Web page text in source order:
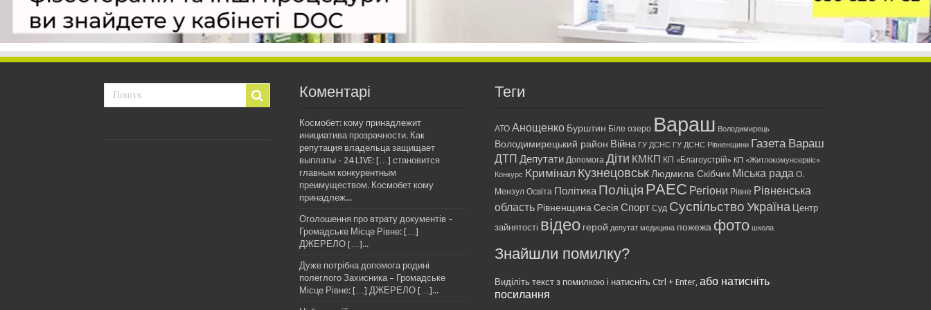
Коментарі
Космобет: кому принадлежит
инициатива прозрачности. Как
репутация владельца защищает
выплаты - 24 LIVE: […] становится
главным конкурентным
преимуществом. Космобет кому
принадлеж...
Оголошення про втрату документів –
Громадське Місце Рівне: […]
ДЖЕРЕЛО […]...
Дуже потрібна допомога родині
полеглого Захисника – Громадське
Місце Рівне: […] ДЖЕРЕЛО […]...
Теги
АТО Анощенко Бурштин Біле озеро Вараш Володимирець
Володимирецький район Війна ГУ ДСНС ГУ ДСНС Рівненщини Газета Вараш
ДТП Депутати Допомога Діти КМКП КП «Благоустрій» КП «Житлокомунсервіс»
Конкурс Кримінал Кузнецовськ Людмила Скібчик Міська рада О.
Мензул Освіта Політика Поліція РАЕС Регіони Рівне Рівненська
область Рівненщина Сесія Спорт Суд Суспільство Україна Центр
зайнятості відео герой депутат медицина пожежа фото школа
Знайшли помилку?
Виділіть текст з помилкою і натисніть Ctrl + Enter, або натисніть
посилання